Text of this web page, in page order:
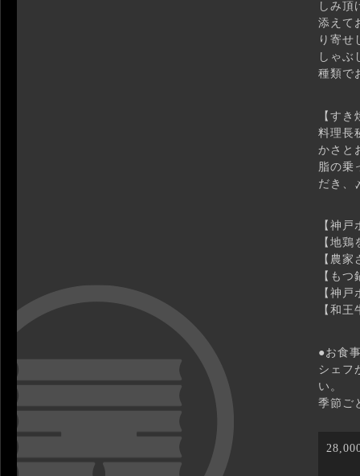
しみ頂
添えて
り寄せ
しゃぶ
種類で
【すき
料理長
かさと
脂の乗
だき、
【神
【地
【農
【もつ
【神
【和
●お食
シェフ
い。
季節ご